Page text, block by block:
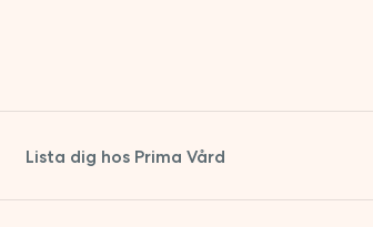
Lista dig hos Prima Vård